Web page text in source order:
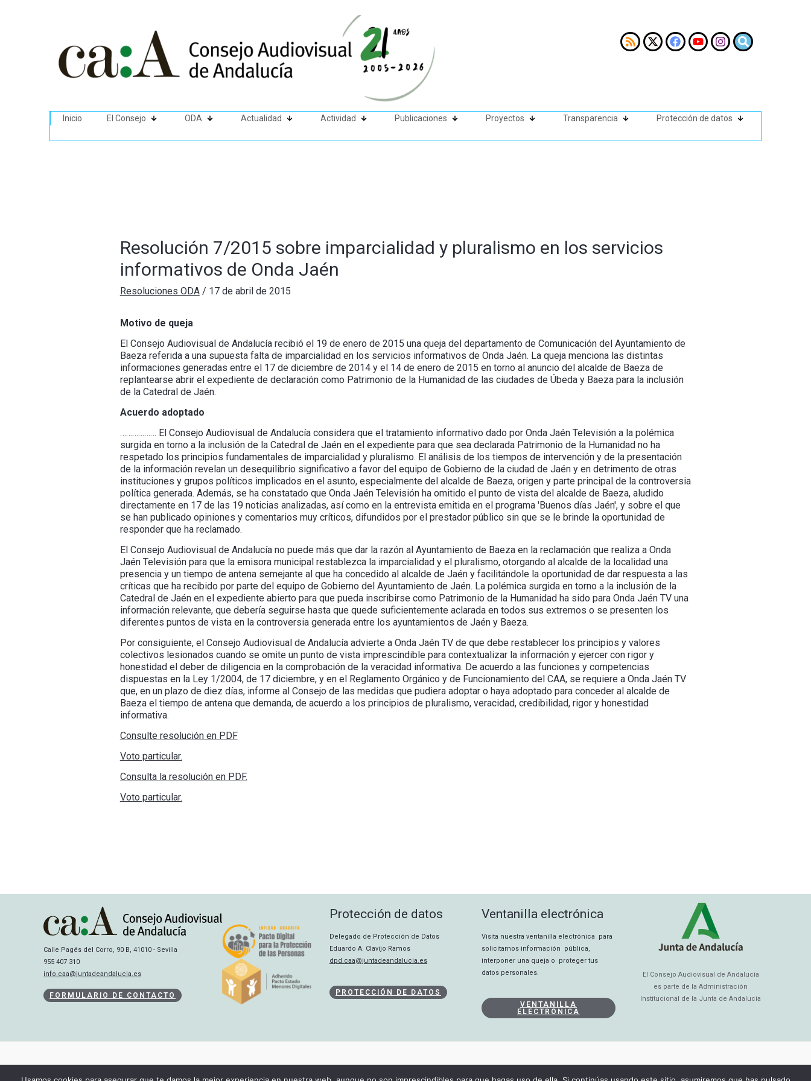
Inicio El Consejo ODA Actualidad Actividad Publicaciones Proyectos Transparencia Protección de datos
Resolución 7/2015 sobre imparcialidad y pluralismo en los servicios
informativos de Onda Jaén
Resoluciones ODA/ 17 de abril de 2015
Motivo de queja
El Consejo Audiovisual de Andalucía recibió el 19 de enero de 2015 una queja del departamento de Comunicación del Ayuntamiento de
Baeza referida a una supuesta falta de imparcialidad en los servicios informativos de Onda Jaén. La queja menciona las distintas
informaciones generadas entre el 17 de diciembre de 2014 y el 14 de enero de 2015 en torno al anuncio del alcalde de Baeza de
replantearse abrir el expediente de declaración como Patrimonio de la Humanidad de las ciudades de Úbeda y Baeza para la inclusión
de la Catedral de Jaén.
Acuerdo adoptado
……………… El Consejo Audiovisual de Andalucía considera que el tratamiento informativo dado por Onda Jaén Televisión a la polémica
surgida en torno a la inclusión de la Catedral de Jaén en el expediente para que sea declarada Patrimonio de la Humanidad no ha
respetado los principios fundamentales de imparcialidad y pluralismo. El análisis de los tiempos de intervención y de la presentación
de la información revelan un desequilibrio significativo a favor del equipo de Gobierno de la ciudad de Jaén y en detrimento de otras
instituciones y grupos políticos implicados en el asunto, especialmente del alcalde de Baeza, origen y parte principal de la controversia
política generada. Además, se ha constatado que Onda Jaén Televisión ha omitido el punto de vista del alcalde de Baeza, aludido
directamente en 17 de las 19 noticias analizadas, así como en la entrevista emitida en el programa 'Buenos días Jaén', y sobre el que
se han publicado opiniones y comentarios muy críticos, difundidos por el prestador público sin que se le brinde la oportunidad de
responder que ha reclamado.
El Consejo Audiovisual de Andalucía no puede más que dar la razón al Ayuntamiento de Baeza en la reclamación que realiza a Onda
Jaén Televisión para que la emisora municipal restablezca la imparcialidad y el pluralismo, otorgando al alcalde de la localidad una
presencia y un tiempo de antena semejante al que ha concedido al alcalde de Jaén y facilitándole la oportunidad de dar respuesta a las
críticas que ha recibido por parte del equipo de Gobierno del Ayuntamiento de Jaén. La polémica surgida en torno a la inclusión de la
Catedral de Jaén en el expediente abierto para que pueda inscribirse como Patrimonio de la Humanidad ha sido para Onda Jaén TV una
información relevante, que debería seguirse hasta que quede suficientemente aclarada en todos sus extremos o se presenten los
diferentes puntos de vista en la controversia generada entre los ayuntamientos de Jaén y Baeza.
Por consiguiente, el Consejo Audiovisual de Andalucía advierte a Onda Jaén TV de que debe restablecer los principios y valores
colectivos lesionados cuando se omite un punto de vista imprescindible para contextualizar la información y ejercer con rigor y
honestidad el deber de diligencia en la comprobación de la veracidad informativa. De acuerdo a las funciones y competencias
dispuestas en la Ley 1/2004, de 17 diciembre, y en el Reglamento Orgánico y de Funcionamiento del CAA, se requiere a Onda Jaén TV
que, en un plazo de diez días, informe al Consejo de las medidas que pudiera adoptar o haya adoptado para conceder al alcalde de
Baeza el tiempo de antena que demanda, de acuerdo a los principios de pluralismo, veracidad, credibilidad, rigor y honestidad
informativa.
Consulte resolución en PDF
Voto particular.
Consulta la resolución en PDF.
Voto particular.
Calle Pagés del Corro, 90 B, 41010 - Sevilla
955 407 310
info.caa@juntadeandalucia.es
FORMULARIO DE CONTACTO
Protección de datos
Delegado de Protección de Datos
Eduardo A. Clavijo Ramos
dpd.caa@juntadeandalucia.es
PROTECCIÓN DE DATOS
Ventanilla electrónica
Visita nuestra ventanilla electrónica para
solicitarnos información pública,
interponer una queja o proteger tus
datos personales.
VENTANILLA
ELECTRÓNICA
El Consejo Audiovisual de Andalucía
es parte de la Administración
Institucional de la Junta de Andalucía
CANAL INTERNO